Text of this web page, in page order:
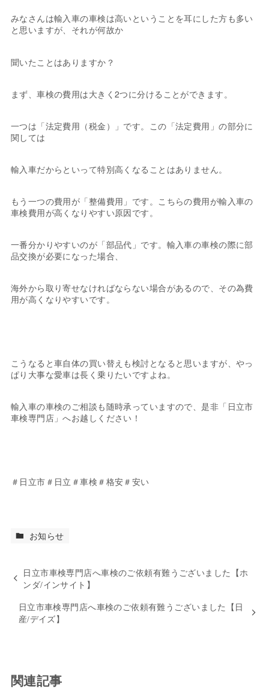
みなさんは輸入車の車検は高いということを耳にした方も多い
と思いますが、それが何故か
聞いたことはありますか？
まず、車検の費用は大きく2つに分けることができます。
一つは「法定費用（税金）」です。この「法定費用」の部分に
関しては
輸入車だからといって特別高くなることはありません。
もう一つの費用が「整備費用」です。こちらの費用が輸入車の
車検費用が高くなりやすい原因です。
一番分かりやすいのが「部品代」です。輸入車の車検の際に部
品交換が必要になった場合、
海外から取り寄せなければならない場合があるので、その為費
用が高くなりやすいです。
こうなると車自体の買い替えも検討となると思いますが、やっ
ぱり大事な愛車は長く乗りたいですよね。
輸入車の車検のご相談も随時承っていますので、是非「日立市
車検専門店」へお越しください！
＃日立市＃日立＃車検＃格安＃安い
お知らせ
日立市車検専門店へ車検のご依頼有難うございました【ホ
ンダ/インサイト】
日立市車検専門店へ車検のご依頼有難うございました【日
産/デイズ】
関連記事